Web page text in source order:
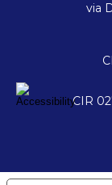
via
CIR